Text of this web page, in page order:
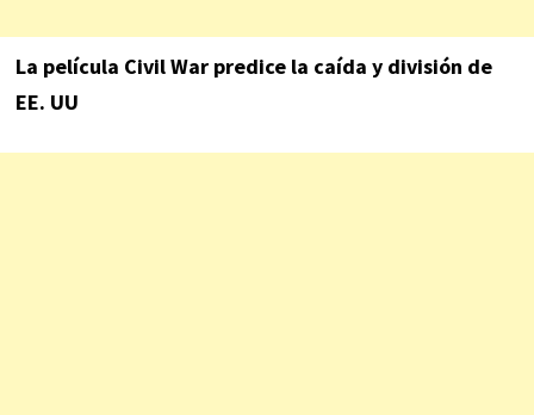
La película Civil War predice la caída y división de
EE. UU